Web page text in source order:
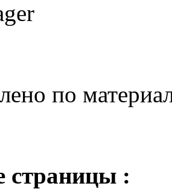
по
страницы :